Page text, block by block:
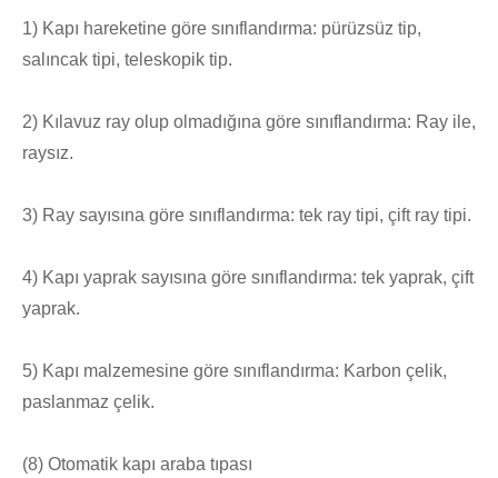
1) Kapı hareketine göre sınıflandırma: pürüzsüz tip,
salıncak tipi, teleskopik tip.
2) Kılavuz ray olup olmadığına göre sınıflandırma: Ray ile,
raysız.
3) Ray sayısına göre sınıflandırma: tek ray tipi, çift ray tipi.
4) Kapı yaprak sayısına göre sınıflandırma: tek yaprak, çift
yaprak.
5) Kapı malzemesine göre sınıflandırma: Karbon çelik,
paslanmaz çelik.
(8) Otomatik kapı araba tıpası